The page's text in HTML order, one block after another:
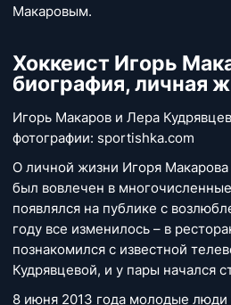
Макаровым.
Хоккеист Игорь
биография, личная
Игорь Макаров и Лера
фотографии: sportishka.com
О личной жизни Игоря Макарова
был вовлечен в
появлялся на публике с
году все изменилось – в
познакомился с известной
Кудрявцевой, и у пары начался
8 июня 2013 года молодые люди